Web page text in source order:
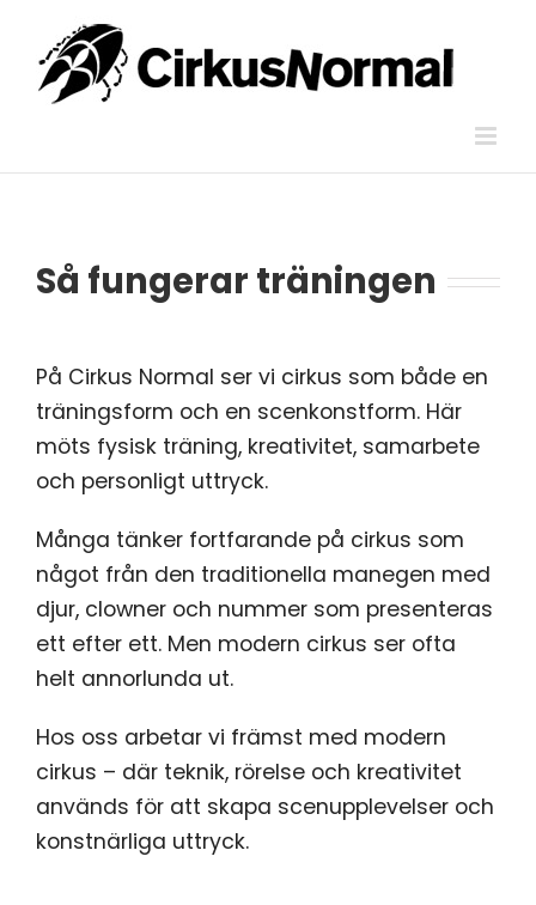
content
Så fungerar träningen
På Cirkus Normal ser vi cirkus som både en
träningsform och en scenkonstform. Här
möts fysisk träning, kreativitet, samarbete
och personligt uttryck.
Många tänker fortfarande på cirkus som
något från den traditionella manegen med
djur, clowner och nummer som presenteras
ett efter ett. Men modern cirkus ser ofta
helt annorlunda ut.
Hos oss arbetar vi främst med modern
cirkus – där teknik, rörelse och kreativitet
används för att skapa scenupplevelser och
konstnärliga uttryck.